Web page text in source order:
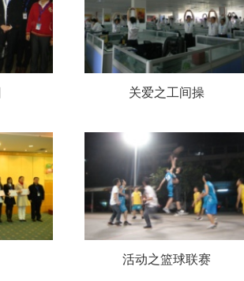
关爱之工间操
活动之篮球联赛